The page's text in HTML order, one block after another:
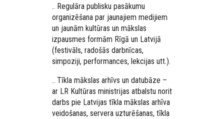
.. Regulāra publisku pasākumu
organizēšana par jaunajiem medijiem
un jaunām kultūras un mākslas
izpausmes formām Rīgā un Latvijā
(festivāls, radošās darbnīcas,
simpoziji, performances, lekcijas utt.).
.. Tīkla mākslas arhīvs un datubāze –
ar LR Kultūras ministrijas atbalstu norit
darbs pie Latvijas tīkla mākslas arhīva
veidošanas, servera uzturēšanas, tīkla